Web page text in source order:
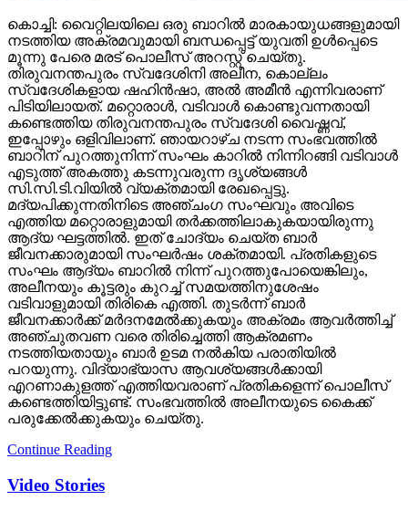
കൊച്ചി: വൈറ്റിലയിലെ ഒരു ബാറില്‍ മാരകായുധങ്ങളുമായി
നടത്തിയ അക്രമവുമായി ബന്ധപ്പെട്ട് യുവതി ഉള്‍പ്പെടെ
മൂന്നു പേരെ മരട് പൊലീസ് അറസ്റ്റ് ചെയ്തു.
തിരുവനന്തപുരം സ്വദേശിനി അലീന, കൊല്ലം
സ്വദേശികളായ ഷഹിന്‍ഷാ, അല്‍ അമീന്‍ എന്നിവരാണ്
പിടിയിലായത്. മറ്റൊരാള്‍, വടിവാള്‍ കൊണ്ടുവന്നതായി
കണ്ടെത്തിയ തിരുവനന്തപുരം സ്വദേശി വൈഷ്ണവ്,
ഇപ്പോഴും ഒളിവിലാണ്. ഞായറാഴ്ച നടന്ന സംഭവത്തില്‍
ബാറിന് പുറത്തുനിന്ന് സംഘം കാറില്‍ നിന്നിറങ്ങി വടിവാള്‍
എടുത്ത് അകത്തു കടന്നുവരുന്ന ദൃശ്യങ്ങള്‍
സി.സി.ടി.വിയില്‍ വ്യക്തമായി രേഖപ്പെട്ടു.
മദ്യപിക്കുന്നതിനിടെ അഞ്ചംഗ സംഘവും അവിടെ
എത്തിയ മറ്റൊരാളുമായി തര്‍ക്കത്തിലാകുകയായിരുന്നു
ആദ്യ ഘട്ടത്തില്‍. ഇത് ചോദ്യം ചെയ്ത ബാര്‍
ജീവനക്കാരുമായി സംഘര്‍ഷം ശക്തമായി. പ്രതികളുടെ
സംഘം ആദ്യം ബാറില്‍ നിന്ന് പുറത്തുപോയെങ്കിലും,
അലീനയും കൂട്ടരും കുറച്ച് സമയത്തിനുശേഷം
വടിവാളുമായി തിരികെ എത്തി. തുടര്‍ന്ന് ബാര്‍
ജീവനക്കാര്‍ക്ക് മര്‍ദനമേല്‍ക്കുകയും അക്രമം ആവര്‍ത്തിച്ച്
അഞ്ചുതവണ വരെ തിരിച്ചെത്തി ആക്രമണം
നടത്തിയതായും ബാര്‍ ഉടമ നല്‍കിയ പരാതിയില്‍
പറയുന്നു. വിദ്യാഭ്യാസ ആവശ്യങ്ങള്‍ക്കായി
എറണാകുളത്ത് എത്തിയവരാണ് പ്രതികളെന്ന് പൊലീസ്
കണ്ടെത്തിയിട്ടുണ്ട്. സംഭവത്തില്‍ അലീനയുടെ കൈക്ക്
പരുക്കേല്‍ക്കുകയും ചെയ്തു.
Continue Reading
Video Stories